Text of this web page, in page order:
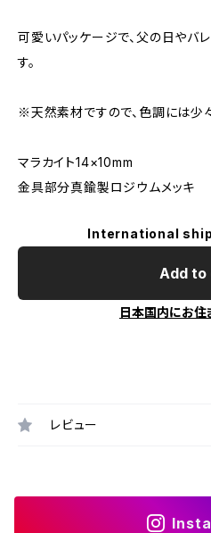
可愛いパッケージで、父の日やバ
す。
※天然素材ですので、色調には少
マラカイト14×10mm
金具部分真鍮製ロジウムメッキ
International
Add
日本国内にお住
レビュー